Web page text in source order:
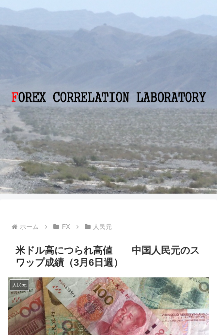
ホーム FX 人民元
米ドル高につられ高値 中国人民元のス
ワップ成績（3月6日週）
人民元